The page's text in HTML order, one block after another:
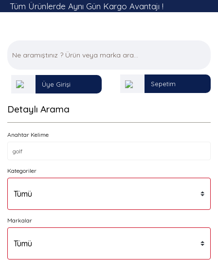
Tüm Ürünlerde Aynı Gün Kargo Avantajı !
Üye Girişi Sepetim
Detaylı Arama
Anahtar Kelime
Kategoriler
Markalar